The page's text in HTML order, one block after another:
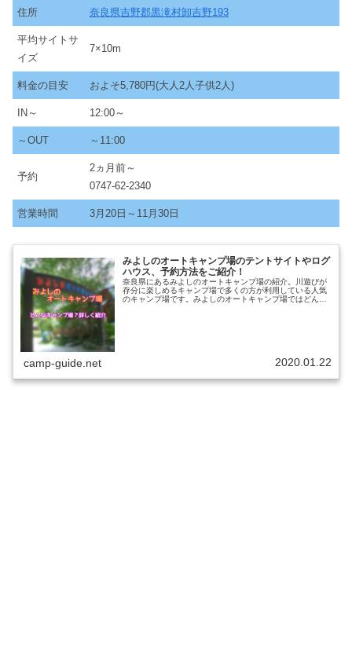
住所 奈良県吉野郡黒滝村卸吉野193
平均サイトサ
イズ
7×10m
料金の目安 およそ5,780円(大人2人子供2人)
IN～ 12:00～
～OUT ～11:00
予約
2ヵ月前～
0747-62-2340
営業時間 3月20日～11月30日
みよしのオートキャンプ場のテントサイトやログ
ハウス、予約方法をご紹介！
奈良県にあるみよしのオートキャンプ場の紹介。川遊びが
存分に楽しめるキャンプ場で多くの方が利用している人気
のキャンプ場です。みよしのオートキャンプ場ではどんな
camp-guide.net 2020.01.22